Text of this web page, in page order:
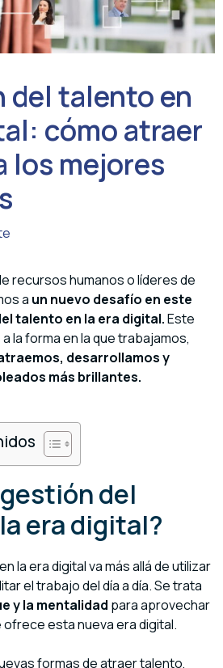
del talento en
cómo atraer
los mejores
recursos humanos o líderes de
a un nuevo desafío en este
talento en la era digital.Este
la forma en la que trabajamos,
desarrollamos y
más brillantes.
del
era digital?
la era digital va más allá de utilizar
el trabajo del día a día. Se trata
y la mentalidad para aprovechar
esta nueva era digital.
formas de atraer talento,